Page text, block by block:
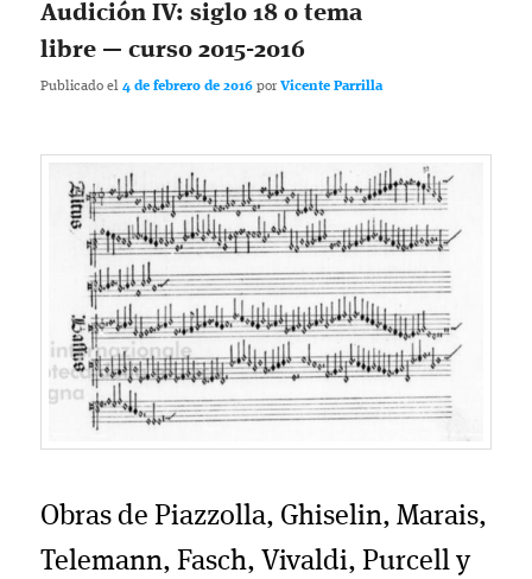
Audición IV: siglo 18 o tema
libre — curso 2015-2016
Publicado el4 de febrero de 2016 porVicente Parrilla
Obras de Piazzolla, Ghiselin, Marais,
Telemann, Fasch, Vivaldi, Purcell y